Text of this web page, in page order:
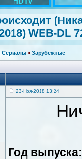
WEB-DL
Сериалы » Зарубежные
23-Ноя-2018 13:24
Год выпуска: